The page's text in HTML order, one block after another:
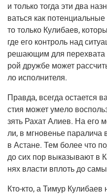
и толь­ко тогда эти два
вать­ся как
то толь­ко Кули­ба­ев,
где его кон­троль над
реша­ю­щим для
рой друж­бе может
ло исполнителя.
Прав­да, все­гда оста­ет­ся
стия может уме­ло
зять Рахат Али­ев. На его
ли, в мгно­ве­нье пара­ли­ча
в Астане. Тем более что
до сих пор выка­зы­ва­ют в
нях вла­сти вплоть до
Кто-кто, а Тимур Кули­ба­ев